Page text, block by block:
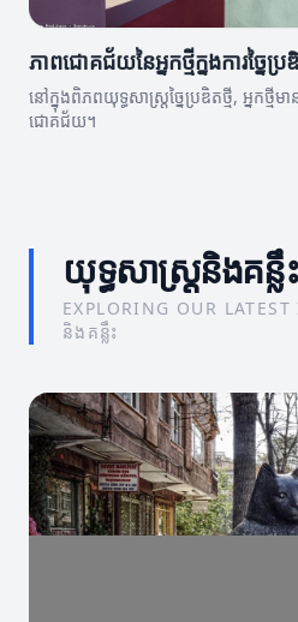
ភាពជោគជ័យនៃអ្នកថ្មីក្នុងការច្នៃប្រ
នៅក្នុងពិភពយុទ្ធសាស្ត្រច្នៃប្រឌិតថ្មី, អ្នកថ្មី
ជោគជ័យ។
យុទ្ធសាស្ត្រនិងគន្លឹះ
EXPLORING OUR LATEST
និងគន្លឹះ